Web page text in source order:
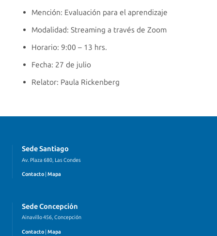
Mención: Evaluación para el aprendizaje
Modalidad: Streaming a través de Zoom
Horario: 9:00 – 13 hrs.
Fecha: 27 de julio
Relator: Paula Rickenberg
Sede Santiago
Av. Plaza 680, Las Condes
Contacto | Mapa
Sede Concepción
Ainavillo 456, Concepción
Contacto | Mapa